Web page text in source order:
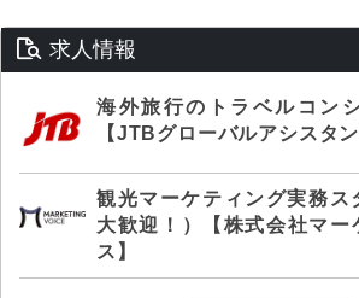
求人情報
海外旅行のトラベルコン
【JTBグローバルアシスタン
観光マーケティング実務ス
大歓迎！）【株式会社マー
ス】